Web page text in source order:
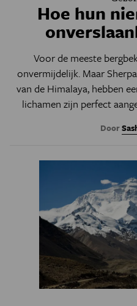
Hoe hun
Voor de meeste
onvermijdelijk. Maar
van de Himalaya, hebben
lichamen zijn perfect
Door